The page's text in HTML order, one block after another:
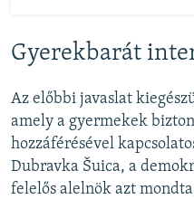
Gyerekbarát
Az előbbi javaslat
amely a gyermekek
hozzáférésével
Dubravka Šuica, a
felelős alelnök azt